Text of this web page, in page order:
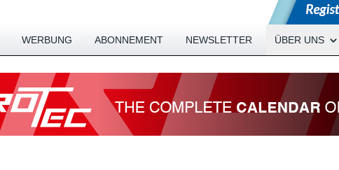
WERBUNG ABONNEMENT NEWSLETTER
ÜBER UNS